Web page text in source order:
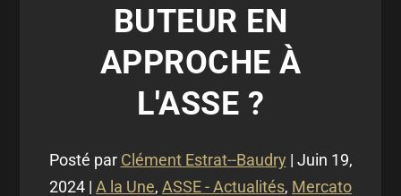
BUTEUR EN
APPROCHE À
L'ASSE ?
Posté par Clément Estrat--Baudry | Juin 19,
2024 | A la Une, ASSE - Actualités, Mercato